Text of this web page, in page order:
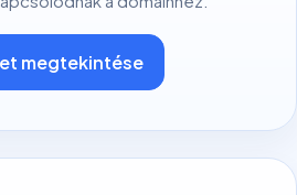
megtekintése